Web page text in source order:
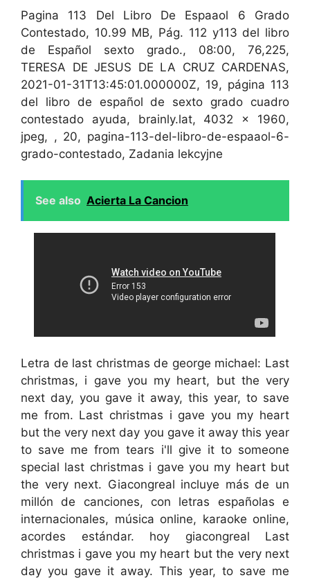
Pagina 113 Del Libro De Espaaol 6 Grado
Contestado, 10.99 MB, Pág. 112 y113 del libro
de Español sexto grado., 08:00, 76,225,
TERESA DE JESUS DE LA CRUZ CARDENAS,
2021-01-31T13:45:01.000000Z, 19, página 113
del libro de español de sexto grado cuadro
contestado ayuda, brainly.lat, 4032 x 1960,
jpeg, , 20, pagina-113-del-libro-de-espaaol-6-
grado-contestado, Zadania lekcyjne
See also Acierta La Cancion
Letra de last christmas de george michael: Last
christmas, i gave you my heart, but the very
next day, you gave it away, this year, to save
me from. Last christmas i gave you my heart
but the very next day you gave it away this year
to save me from tears i'll give it to someone
special last christmas i gave you my heart but
the very next. Giacongreal incluye más de un
millón de canciones, con letras españolas e
internacionales, música online, karaoke online,
acordes estándar. hoy giacongreal Last
christmas i gave you my heart but the very next
day you gave it away. This year, to save me